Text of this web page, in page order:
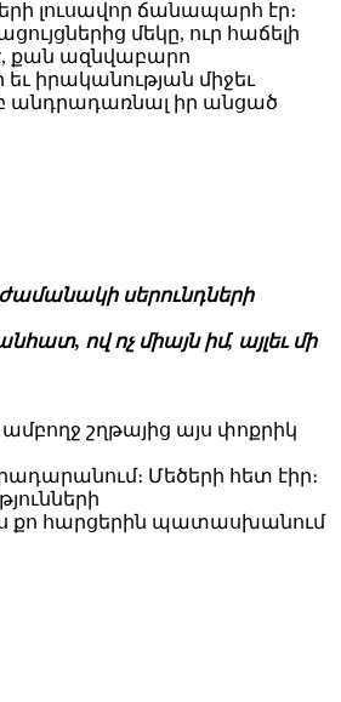
լուսավոր ճանապարհ էր։
մեկը, ուր հաճելի
քան ազնվաբարո
իրականության միջեւ
անդրադառնալ իր անցած
սերունդների
ով ոչ միայն իմ, այլեւ մի
շղթայից այս փոքրիկ
Մեծերի հետ էիր։
քո հարցերին պատասխանում